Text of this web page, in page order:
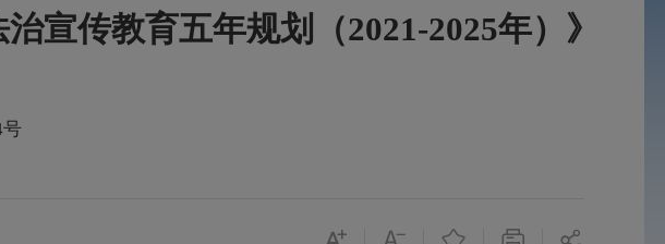
宣传教育五年规划（2021-2025年）》